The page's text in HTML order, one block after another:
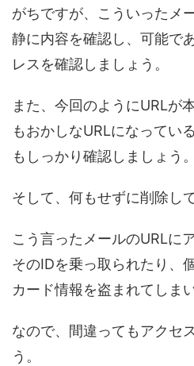
がちですが、こういったメ
静に内容を確認し、可能で
レスを確認しましょう。
また、今回のようにURLが
もおかしなURLになってい
もしっかり確認しましょう。
そして、何もせずに削除し
こう言ったメールのURLに
そのIDを乗っ取られたり、
カード情報を盗まれてしま
なので、間違ってもアクセ
う。